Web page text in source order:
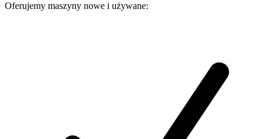
Oferujemy maszyny nowe i używane: